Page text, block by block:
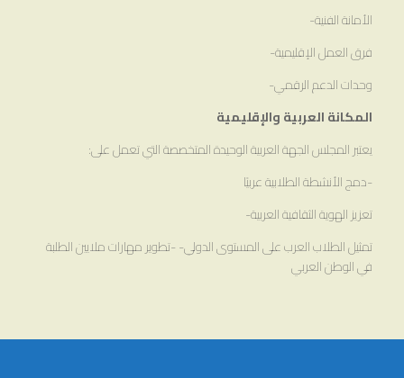
الأمانة الفنية-
فرق العمل الإقليمية-
وحدات الدعم الرقمي-
المكانة العربية والإقليمية
يعتبر المجلس الجهة العربية الوحيدة المتخصصة التي تعمل على:
-دمج الأنشطة الطلابية عربيًا
تعزيز الهوية الثقافية العربية-
تمثيل الطلاب العرب على المستوى الدولي- -تطوير مهارات ملايين الطلبة
في الوطن العربي